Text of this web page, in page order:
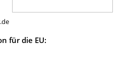
für die EU: